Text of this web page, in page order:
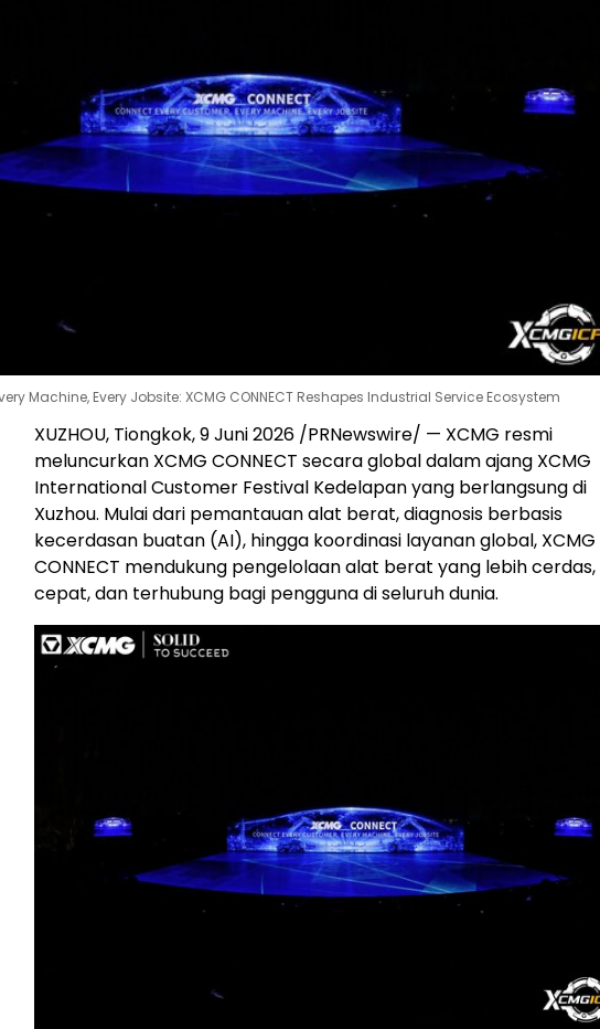
Machine, Every Jobsite: XCMG CONNECT Reshapes Industrial Service Ecosystem
XUZHOU, Tiongkok,9 Juni 2026 /PRNewswire/ — XCMG resmi
meluncurkan XCMG CONNECT secara global dalam ajang XCMG
International Customer Festival Kedelapan yang berlangsung di
Xuzhou. Mulai dari pemantauan alat berat, diagnosis berbasis
kecerdasan buatan (AI), hingga koordinasi layanan global, XCMG
CONNECT mendukung pengelolaan alat berat yang lebih cerdas,
cepat, dan terhubung bagi pengguna di seluruh dunia.